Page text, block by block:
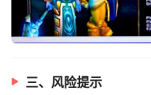
三、风险提示